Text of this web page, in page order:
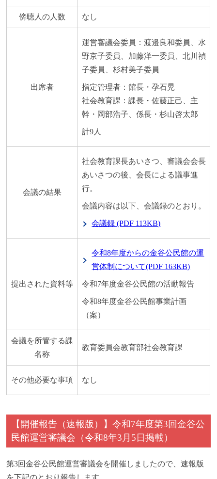
傍聴人の人数 なし
出席者
運営審議会委員：渡邉良和委員、水
野京子委員、加藤洋一委員、北川禎
子委員、杉村美子委員
指定管理者：館長・孕石晃
社会教育課：課長・佐藤正己、主
幹・岡部浩子、係長・杉山啓太郎
計9人
会議の結果
社会教育課長あいさつ、審議会会長
あいさつの後、会長による議事進
行。
会議内容は以下、会議録のとおり。
会議録 (PDF 113KB)
提出された資料等
令和8年度からの金谷公民館の運
営体制について(PDF 163KB)
令和7年度金谷公民館の活動報告
令和8年度金谷公民館事業計画
（案）
会議を所管する課
名称
教育委員会教育部社会教育課
その他必要な事項 なし
【開催報告（速報版）】令和7年度第3回金谷公
民館運営審議会（令和8年3月5日掲載）
第3回金谷公民館運営審議会を開催しましたので、速報版